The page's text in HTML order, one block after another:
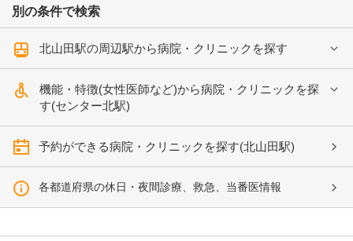
別の条件で検索
北山田駅の周辺駅から病院・クリニックを探す
機能・特徴(女性医師など)から病院・クリニックを探
す(センター北駅)
予約ができる病院・クリニックを探す(北山田駅)
各都道府県の休日・夜間診療、救急、当番医情報